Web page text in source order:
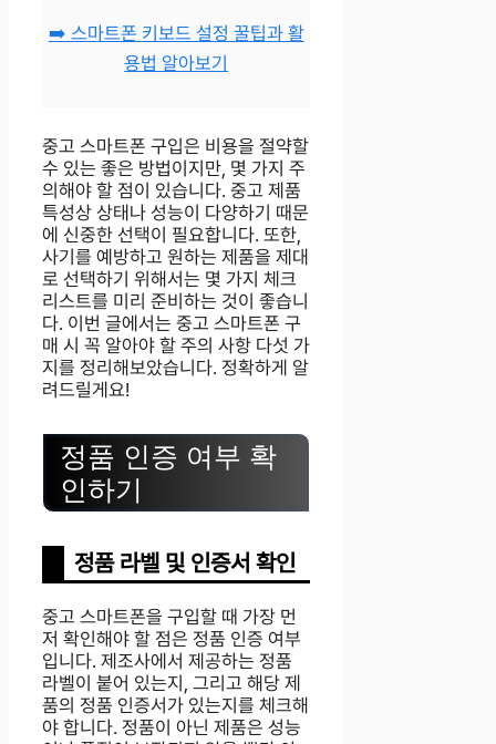
➡️ 스마트폰 키보드 설정 꿀팁과 활
용법 알아보기
중고 스마트폰 구입은 비용을 절약할
수 있는 좋은 방법이지만, 몇 가지 주
의해야 할 점이 있습니다. 중고 제품
특성상 상태나 성능이 다양하기 때문
에 신중한 선택이 필요합니다. 또한,
사기를 예방하고 원하는 제품을 제대
로 선택하기 위해서는 몇 가지 체크
리스트를 미리 준비하는 것이 좋습니
다. 이번 글에서는 중고 스마트폰 구
매 시 꼭 알아야 할 주의 사항 다섯 가
지를 정리해보았습니다. 정확하게 알
려드릴게요!
정품 인증 여부 확
인하기
정품 라벨 및 인증서 확인
중고 스마트폰을 구입할 때 가장 먼
저 확인해야 할 점은 정품 인증 여부
입니다. 제조사에서 제공하는 정품
라벨이 붙어 있는지, 그리고 해당 제
품의 정품 인증서가 있는지를 체크해
야 합니다. 정품이 아닌 제품은 성능